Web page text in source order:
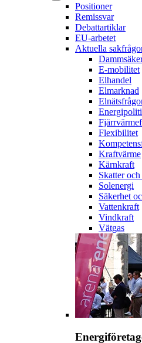
Positioner
Remissvar
Debattartiklar
EU-arbetet
Aktuella
E-mobilitet
Elhandel
Elmarknad
Flexibilitet
Kraftvärme
Kärnkraft
Skatter
Solenergi
Säkerhet
Vattenkraft
Vindkraft
Vätgas